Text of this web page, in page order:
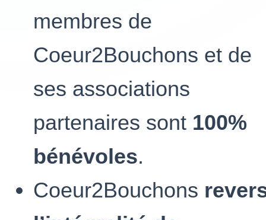
membres de
Coeur2Bouchons et de
ses associations
partenaires sont 100%
bénévoles.
Coeur2Bouchons